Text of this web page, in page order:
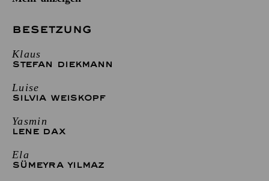
BESETZUNG
Klaus
STEFAN DIEKMANN
Luise
SILVIA WEISKOPF
Yasmin
LENE DAX
Ela
SÜMEYRA YILMAZ